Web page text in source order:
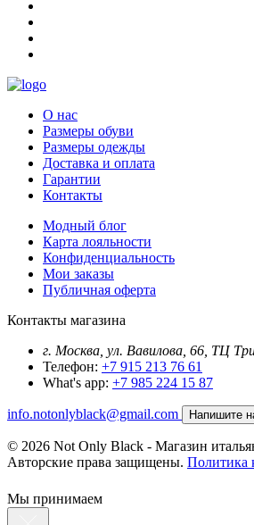
О нас
Размеры обуви
Размеры одежды
Доставка и оплата
Гарантии
Контакты
Модный блог
Карта лояльности
Конфиденциальность
Мои заказы
Публичная оферта
Контакты магазина
г. Москва, ул. Вавилова, 66, ТЦ
Телефон: +7 915 213 76 61
What's app: +7 985 224 15 87
info.notonlyblack@gmail.com Напишите
© 2026 Not Only Black - Магазин
Авторские права защищены. Политика
Мы принимаем